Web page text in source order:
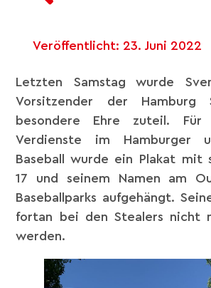
Veröffentlicht: 23. Juni 2022
Letzten Samstag wurde
Vorsitzender der Hamburg
besondere Ehre zuteil. Für
Verdienste im Hamburger
Baseball wurde ein Plakat mit
17 und seinem Namen am
Baseballparks aufgehängt.
fortan bei den Stealers nicht
werden.